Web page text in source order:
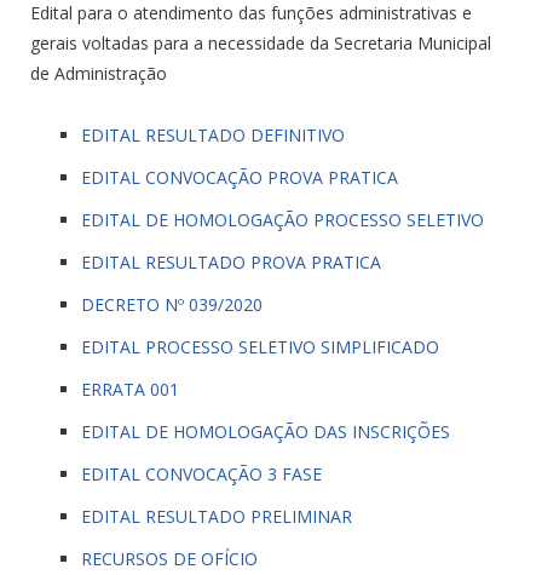
Edital para o atendimento das funções administrativas e
gerais voltadas para a necessidade da Secretaria Municipal
de Administração
EDITAL RESULTADO DEFINITIVO
EDITAL CONVOCAÇÃO PROVA PRATICA
EDITAL DE HOMOLOGAÇÃO PROCESSO SELETIVO
EDITAL RESULTADO PROVA PRATICA
DECRETO Nº 039/2020
EDITAL PROCESSO SELETIVO SIMPLIFICADO
ERRATA 001
EDITAL DE HOMOLOGAÇÃO DAS INSCRIÇÕES
EDITAL CONVOCAÇÃO 3 FASE
EDITAL RESULTADO PRELIMINAR
RECURSOS DE OFÍCIO